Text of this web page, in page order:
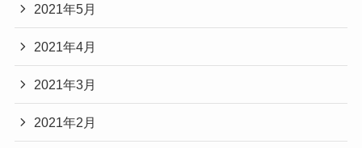
2021年5月
2021年4月
2021年3月
2021年2月